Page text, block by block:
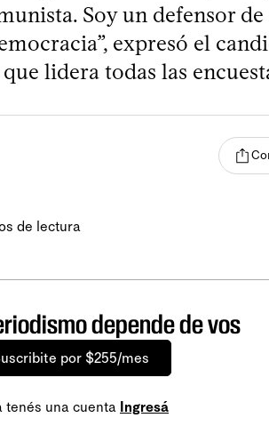
Soy un defensor
expresó el
lidera todas las
de lectura
depende de vos
por $255/mes
tenés una cuenta Ingresá